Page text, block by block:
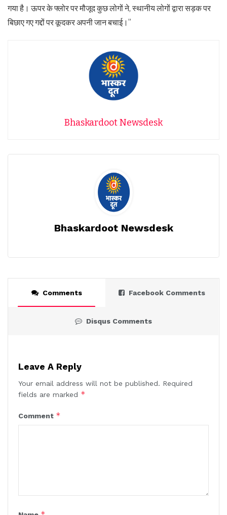
गया है। ऊपर के फ्लोर पर मौजूद कुछ लोगों ने, स्थानीय लोगों द्वारा सड़क पर
बिछाए गए गद्दों पर कूदकर अपनी जान बचाई।”
Bhaskardoot Newsdesk
Bhaskardoot Newsdesk
Comments Facebook Comments
Disqus Comments
Leave A Reply
Your email address will not be published. Required
fields are marked *
Comment *